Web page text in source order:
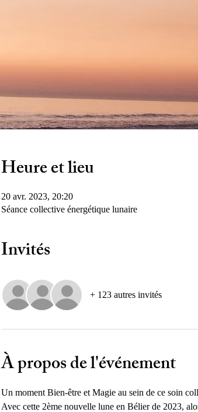
Heure et lieu
20 avr. 2023, 20:20
Séance collective énergétique lunaire
Invités
+ 123 autres invités
À propos de l'événement
Un moment Bien-être et Magie au sein de ce soin
Avec cette 2ème nouvelle lune en Bélier de 2023,